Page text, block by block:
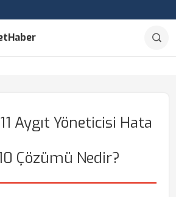
Aygıt Yöneticisi Hata
Çözümü Nedir?